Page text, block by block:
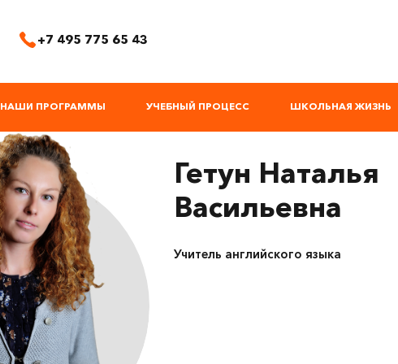
+7 495 775 65 43
НАШИ ПРОГРАММЫ УЧЕБНЫЙ ПРОЦЕСС ШКОЛЬНАЯ ЖИЗНЬ
Гетун Наталья
Васильевна
Учитель английского языка